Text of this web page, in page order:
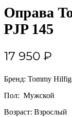
Оправа
PJP 145
17 950 ₽
Бренд: Tommy
Пол: Мужской
Возраст: Взрослый